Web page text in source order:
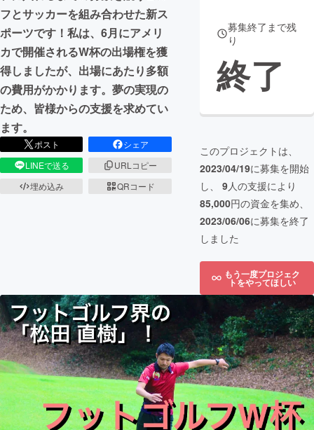
フとサッカーを組み合わせた新ス
ポーツです！私は、6月にアメリ
カで開催されるW杯の出場権を獲
得しましたが、出場にあたり多額
の費用がかかります。夢の実現の
ため、皆様からの支援を求めてい
ます。
ポスト
シェア
LINEで送る
URLコピー
埋め込み
QRコード
募集終了まで残
り
終了
このプロジェクトは、
2023/04/19に募集を開始
し、 9人の支援により
85,000円の資金を集め、
2023/06/06に募集を終了
しました
もう一度プロジェク
トをやってほしい